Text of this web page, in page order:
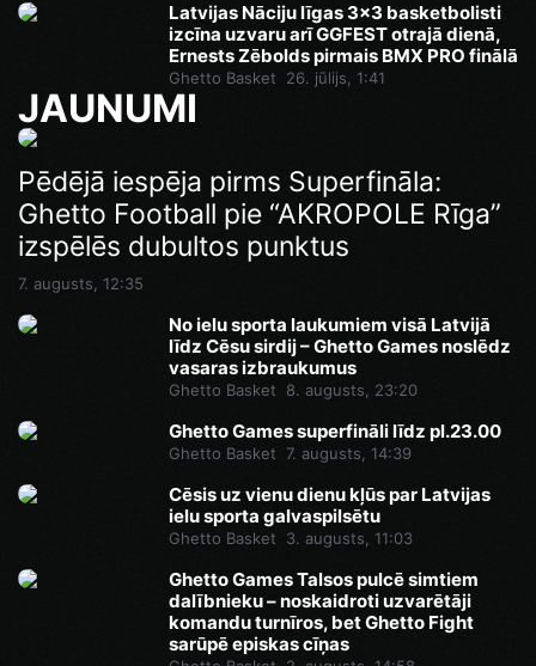
Latvijas Nāciju līgas 3x3 basketbolisti
izcīna uzvaru arī GGFEST otrajā dienā,
Ernests Zēbolds pirmais BMX PRO finālā
Ghetto Basket 26. jūlijs, 1:41
JAUNUMI
Ghetto Games superfināli līdz pl.23.00
7. augusts, 14:46
Pēdējā iespēja pirms Superfināla:
Ghetto Football pie “AKROPOLE Rīga”
izspēlēs dubultos punktus
7. augusts, 12:35
No ielu sporta laukumiem visā Latvijā
līdz Cēsu sirdij – Ghetto Games noslēdz
vasaras izbraukumus
Ghetto Basket 8. augusts, 23:20
Ghetto Games superfināli līdz pl.23.00
Ghetto Basket 7. augusts, 14:39
Cēsis uz vienu dienu kļūs par Latvijas
ielu sporta galvaspilsētu
Ghetto Basket 3. augusts, 11:03
Ghetto Games Talsos pulcē simtiem
dalībnieku – noskaidroti uzvarētāji
komandu turnīros, bet Ghetto Fight
sarūpē episkas cīņas